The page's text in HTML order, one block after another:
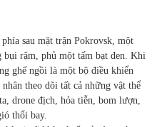
sau mặt trận Pokrovsk, một
bụi rậm, phủ một tấm bạt đen. Khi
ghế ngồi là một bộ điều khiển
theo dõi tất cả những vật thể
drone địch, hỏa tiễn, bom lượn,
thổi bay.